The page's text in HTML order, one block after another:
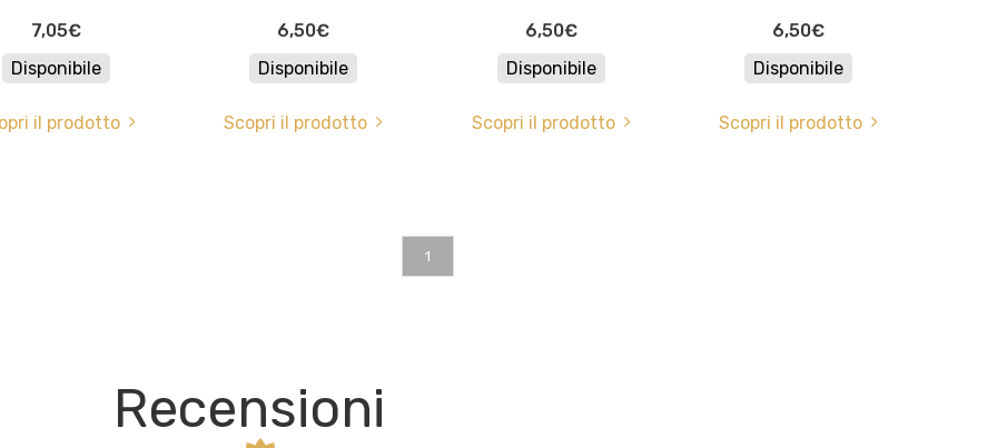
7,05€
Disponibile
il prodotto
6,50€
Disponibile
Scopri il prodotto
6,50€
Disponibile
Scopri il prodotto
6,50€
Disponibile
Scopri il prodotto
1
Recensioni